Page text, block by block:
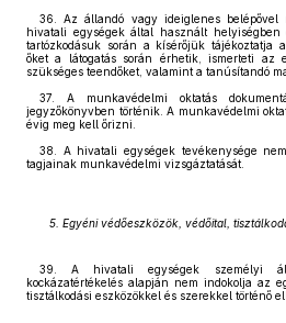
36. Az állandó vagy ideiglenes belépővel
hivatali egységek által használt helyiségben
tartózkodásuk során a kísérőjük tájékoztatja
őket a látogatás során érhetik, ismerteti az
szükséges teendőket, valamint a tanúsítandó
37. A munkavédelmi oktatás
jegyzőkönyvben történik. A munkavédelmi
évig meg kell őrizni.
38. A hivatali egységek tevékenysége
tagjainak munkavédelmi vizsgáztatását.
5. Egyéni védőeszközök, védőital,
39. A hivatali egységek személyi
kockázatértékelés alapján nem indokolja az
tisztálkodási eszközökkel és szerekkel történő